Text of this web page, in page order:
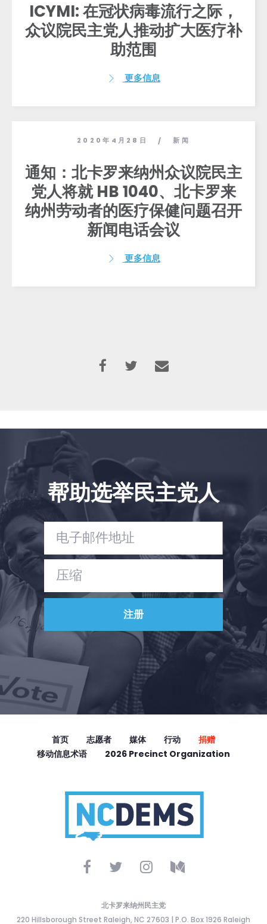
Take Back the Courts
ICYMI: 在冠状病毒流行之际，
众议院民主党人推动扩大医疗补
助范围
更多信息
2020年4月28日 / 新闻
通知：北卡罗来纳州众议院民主
党人将就 HB 1040、北卡罗来
纳州劳动者的医疗保健问题召开
新闻电话会议
更多信息
帮助选举民主党人
首页 志愿者 媒体 行动
捐赠
移动信息术语
2026 Precinct Organization
北卡罗来纳州民主党
220 Hillsborough Street Raleigh, NC 27603 | P.O. Box 1926 Raleigh